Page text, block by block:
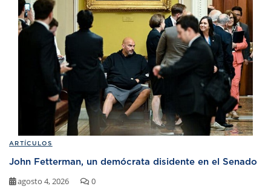
ARTÍCULOS
John Fetterman, un demócrata disidente en el Senado
agosto 4, 2026 0